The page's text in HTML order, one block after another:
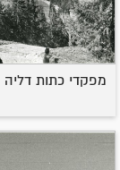
מפקדי כתות דליה